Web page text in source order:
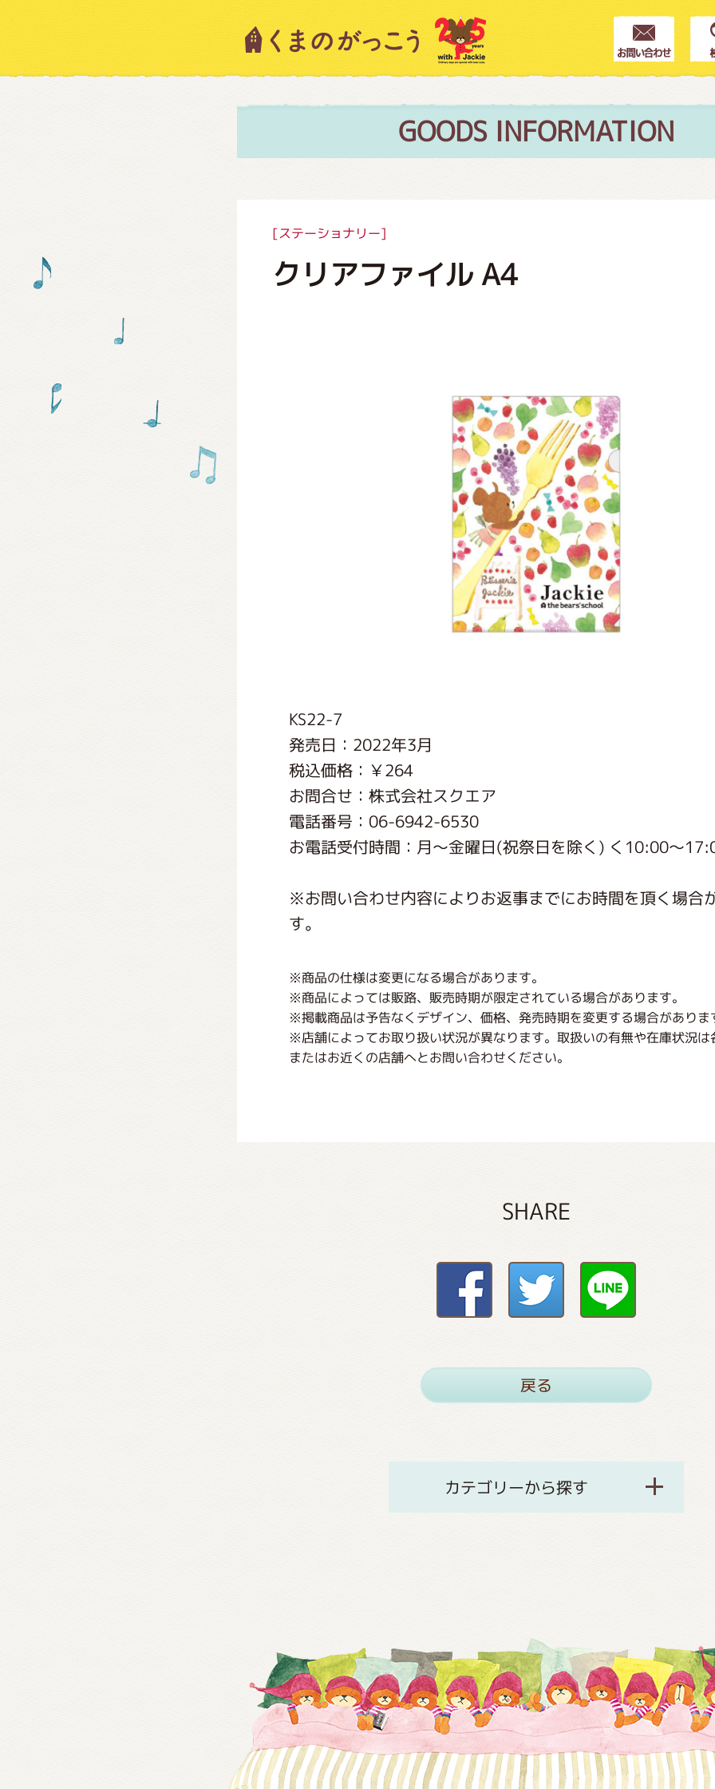
GOODS INFORMATION
[ステーショナリー]
クリアファイル A4
KS22-7
発売日：2022年3月
税込価格：￥264
お問合せ：株式会社スクエア
電話番号：06-6942-6530
お電話受付時間：月〜金曜日(祝祭日を除く) く10:00～
※お問い合わせ内容によりお返事までにお時間を頂く場合
す。
※商品の仕様は変更になる場合があります。
※商品によっては販路、販売時期が限定されている場合があります。
※掲載商品は予告なくデザイン、価格、発売時期を変更する場合がありま
※店舗によってお取り扱い状況が異なります。取扱いの有無や在庫状況は
またはお近くの店舗へとお問い合わせください。
SHARE
戻る
カテゴリーから探す
キャラクター紹介
絵本・作家紹介
グッズインフォメーション
ミュージカル・コンサート
おたのしみコンテンツ(クイズ・AR・診断・占
くまのがっこう しょくいんしつ
くまのがっこう 家庭科部